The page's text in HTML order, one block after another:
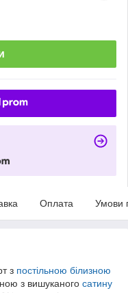
Оплата Умови
з постільною білизною
з вишуканого сатину